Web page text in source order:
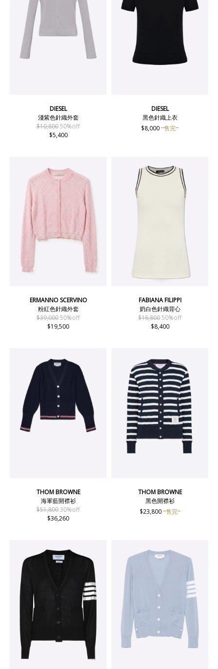
DIESEL
淺紫色針織外套
$10,80050%off
$5,400
DIESEL
黑色針織上衣
$8,000 售完
ERMANNO SCERVINO
粉紅色針織外套
$39,00050%off
$19,500
FABIANA FILIPPI
奶白色針織背心
$16,80050%off
$8,400
THOM BROWNE
海軍藍開襟衫
$51,80030%off
$36,260
THOM BROWNE
黑色開襟衫
$23,800 售完